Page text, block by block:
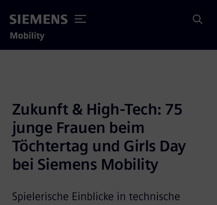
Mobility
Zukunft & High-Tech: 75
junge Frauen beim
Töchtertag und Girls Day
bei Siemens Mobility
Spielerische Einblicke in technische